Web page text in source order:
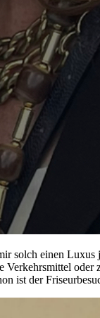
solch einen
ist der